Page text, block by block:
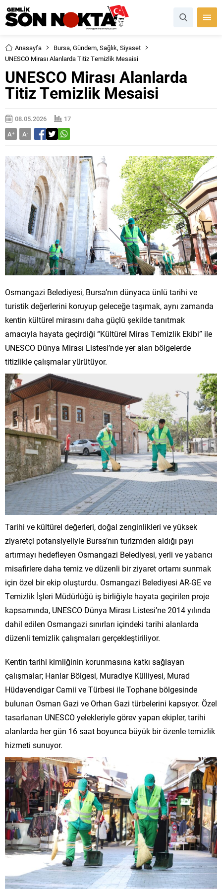
Anasayfa Bursa, Gündem, Sağlık, Siyaset
UNESCO Mirası Alanlarda Titiz Temizlik Mesaisi
UNESCO Mirası Alanlarda
Titiz Temizlik Mesaisi
08.05.2026
17
A+ A-
Osmangazi Belediyesi, Bursa’nın dünyaca ünlü tarihi ve
turistik değerlerini koruyup geleceğe taşımak, aynı zamanda
kentin kültürel mirasını daha güçlü şekilde tanıtmak
amacıyla hayata geçirdiği “Kültürel Miras Temizlik Ekibi” ile
UNESCO Dünya Mirası Listesi’nde yer alan bölgelerde
titizlikle çalışmalar yürütüyor.
Tarihi ve kültürel değerleri, doğal zenginlikleri ve yüksek
ziyaretçi potansiyeliyle Bursa’nın turizmden aldığı payı
artırmayı hedefleyen Osmangazi Belediyesi, yerli ve yabancı
misafirlere daha temiz ve düzenli bir ziyaret ortamı sunmak
için özel bir ekip oluşturdu. Osmangazi Belediyesi AR-GE ve
Temizlik İşleri Müdürlüğü iş birliğiyle hayata geçirilen proje
kapsamında, UNESCO Dünya Mirası Listesi’ne 2014 yılında
dahil edilen Osmangazi sınırları içindeki tarihi alanlarda
düzenli temizlik çalışmaları gerçekleştiriliyor.
Kentin tarihi kimliğinin korunmasına katkı sağlayan
çalışmalar; Hanlar Bölgesi, Muradiye Külliyesi, Murad
Hüdavendigar Camii ve Türbesi ile Tophane bölgesinde
bulunan Osman Gazi ve Orhan Gazi türbelerini kapsıyor. Özel
tasarlanan UNESCO yelekleriyle görev yapan ekipler, tarihi
alanlarda her gün 16 saat boyunca büyük bir özenle temizlik
hizmeti sunuyor.